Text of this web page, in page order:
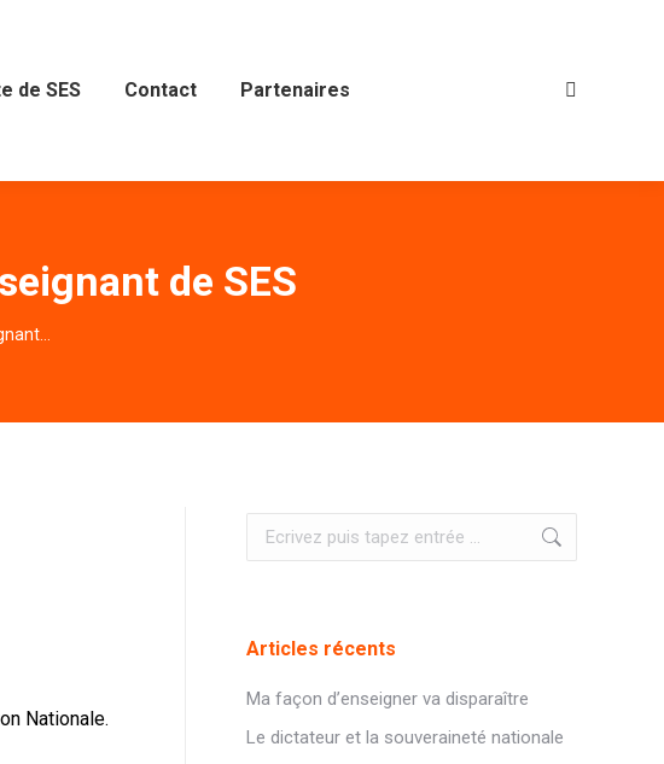
de SES Contact Partenaires
Recherche
de SES
Nationale.
Recherche
:
Articles récents
Ma façon d’enseigner va disparaître
Le dictateur et la souveraineté nationale